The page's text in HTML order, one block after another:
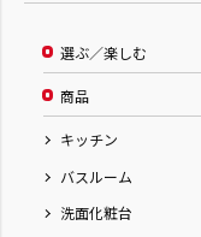
選ぶ／楽しむ
商品
キッチン
バスルーム
洗面化粧台